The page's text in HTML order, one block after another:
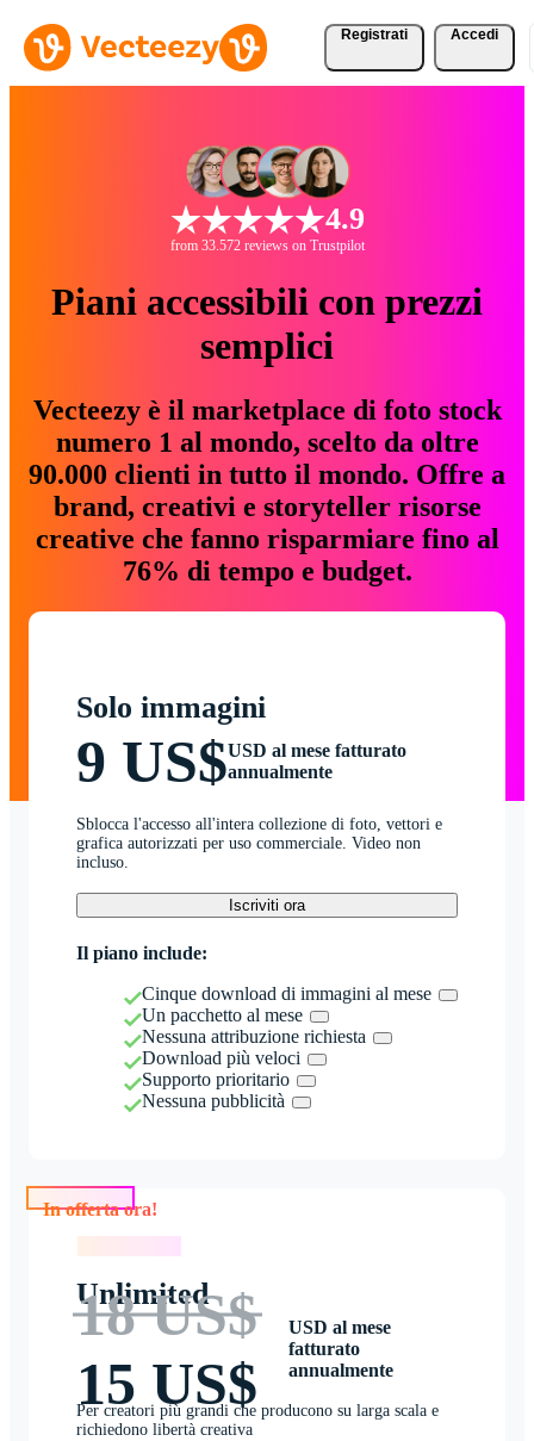
Registrati Accedi
4.9
from 33.572 reviews on Trustpilot
Piani accessibili con prezzi
semplici
Vecteezy è il marketplace di foto stock
numero 1 al mondo, scelto da oltre
90.000 clienti in tutto il mondo. Offre a
brand, creativi e storyteller risorse
creative che fanno risparmiare fino al
76% di tempo e budget.
Solo immagini
9 US$USD al mese fatturato
annualmente
Sblocca l'accesso all'intera collezione di foto, vettori e
grafica autorizzati per uso commerciale. Video non
incluso.
Iscriviti ora
Il piano include:
Cinque download di immagini al mese
Un pacchetto al mese
Nessuna attribuzione richiesta
Download più veloci
Supporto prioritario
Nessuna pubblicità
Unlimited
18 US$
15 US$
USD al mese
fatturato
annualmente
Per creatori più grandi che producono su larga scala e
richiedono libertà creativa